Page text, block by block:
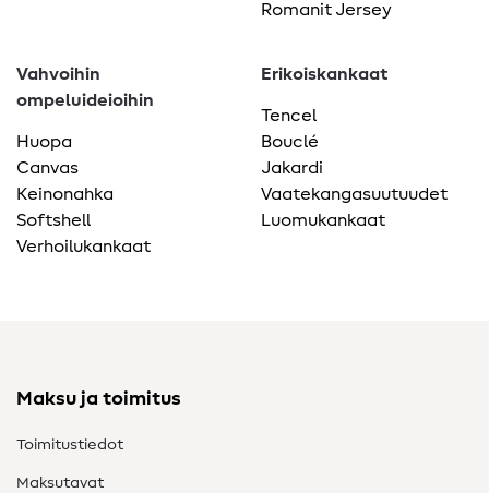
Romanit Jersey
Vahvoihin
ompeluideioihin
Huopa
Canvas
Keinonahka
Softshell
Verhoilukankaat
Erikoiskankaat
Tencel
Bouclé
Jakardi
Vaatekangasuutuudet
Luomukankaat
Maksu ja toimitus
Toimitustiedot
Maksutavat